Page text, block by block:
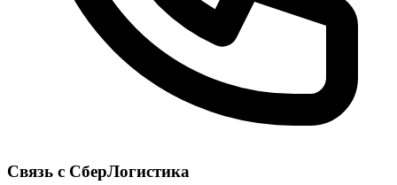
Связь с СберЛогистика